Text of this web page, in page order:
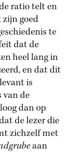
ratio telt en
goed
te
dat de
heel lang in
en dat dit
is
van de
dan op
de lezer die
zichzelf met
aan